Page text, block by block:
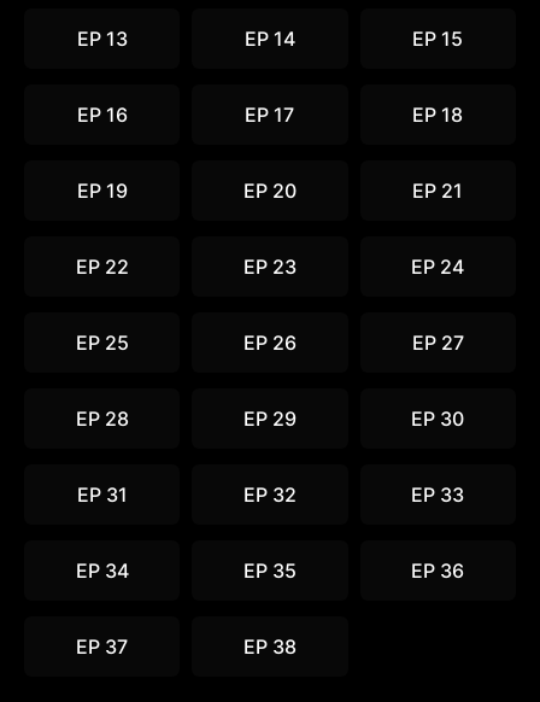
EP 13 EP 14 EP 15
EP 16 EP 17 EP 18
EP 19 EP 20 EP 21
EP 22 EP 23 EP 24
EP 25 EP 26 EP 27
EP 28 EP 29 EP 30
EP 31 EP 32 EP 33
EP 34 EP 35 EP 36
EP 37 EP 38